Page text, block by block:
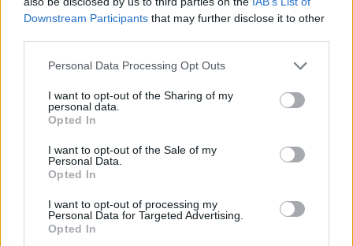
Downstream Participants that may further disclose it to other
Personal Data Processing Opt Outs
I want to opt-out of the Sharing of my
personal data.
Opted In
I want to opt-out of the Sale of my
Personal Data.
Opted In
I want to opt-out of processing my
Personal Data for Targeted Advertising.
Opted In
A keresett cikk a portfolio.hu hírarchívumához
tartozik, melynek olvasása előfizetéses
regisztrációhoz kötött.
Az előfizetés a következőket tartalmazza:
Portfolio.hu teljes cikkarchívum
kötéslistái